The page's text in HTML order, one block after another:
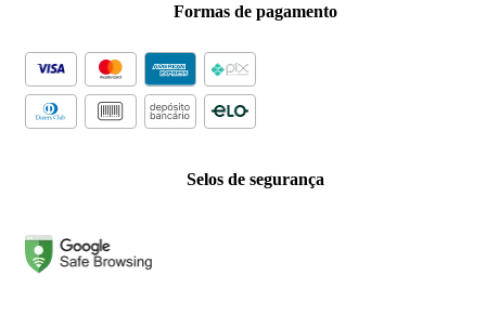
Formas de pagamento
Selos de segurança